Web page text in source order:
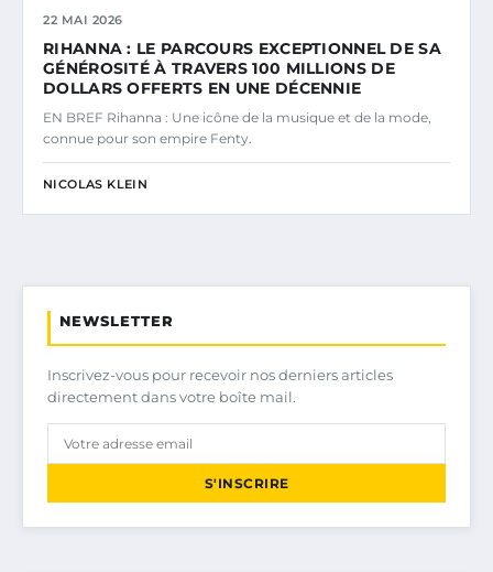
22 MAI 2026
RIHANNA : LE PARCOURS EXCEPTIONNEL DE SA
GÉNÉROSITÉ À TRAVERS 100 MILLIONS DE
DOLLARS OFFERTS EN UNE DÉCENNIE
EN BREF Rihanna : Une icône de la musique et de la mode,
connue pour son empire Fenty.
NICOLAS KLEIN
NEWSLETTER
Inscrivez-vous pour recevoir nos derniers articles
directement dans votre boîte mail.
S'INSCRIRE